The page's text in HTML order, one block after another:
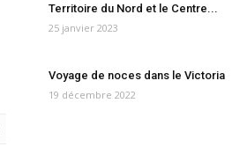
Territoire du Nord et le Centre...
25 janvier 2023
Voyage de noces dans le Victoria
19 décembre 2022